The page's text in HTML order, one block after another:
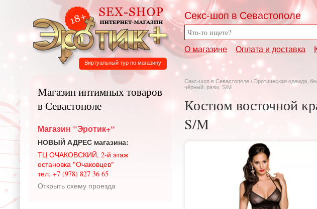
Секс-шоп в Севастополе
О магазине Оплата и доставка
Виртуальный тур по магазину
Секс-шоп в Севастополе / Эротическая одежда,
чёрный, разм. S/M
Костюм восточной
S/M
Магазин интимных товаров
в Севастополе
Магазин "Эротик+"
НОВЫЙ АДРЕС магазина:
ТЦ ОЧАКОВСКИЙ, 2-й этаж
остановка "Очаковцев"
тел. +7 (978) 827 36 65
Открыть схему проезда